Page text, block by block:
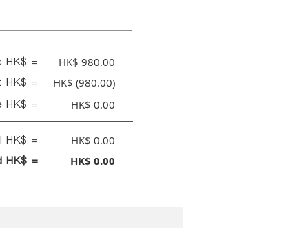
HK$ = HK$ 980.00
HK$ = HK$ (980.00)
HK$ = HK$ 0.00
HK$ = HK$ 0.00
HK$ = HK$ 0.00